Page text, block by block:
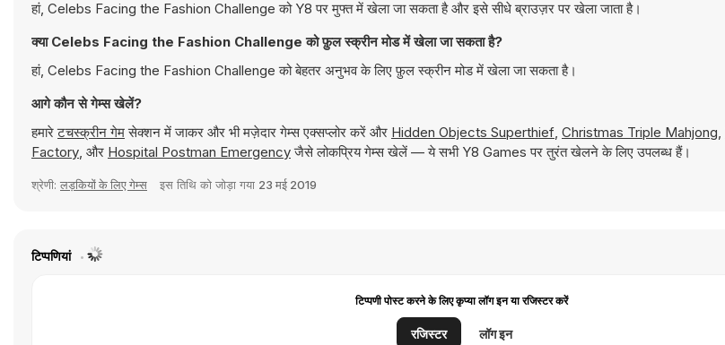
हां, Celebs Facing the Fashion Challenge को Y8 पर मुफ्त में खेला जा सकता है और इसे सीधे ब्राउज़र पर खेला जाता है।
क्या Celebs Facing the Fashion Challenge को फ़ुल स्क्रीन मोड में खेला जा सकता है?
हां, Celebs Facing the Fashion Challenge को बेहतर अनुभव के लिए फ़ुल स्क्रीन मोड में खेला जा सकता है।
आगे कौन से गेम्स खेलें?
हमारेटचस्क्रीन गेमसेक्शन में जाकर और भी मज़ेदार गेम्स एक्सप्लोर करें और Hidden Objects Superthief, Christmas Triple Mahjong,
Factory, और Hospital Postman Emergencyजैसे लोकप्रिय गेम्स खेलें — ये सभी Y8 Games पर तुरंत खेलने के लिए उपलब्ध हैं।
श्रेणी: लड़कियों के लिए गेम्स इस तिथि को जोड़ा गया 23 मई 2019
टिप्पणियां
टिप्पणी पोस्ट करने के लिए कृप्या लॉग इन या रजिस्टर करें
रजिस्टर लॉग इन